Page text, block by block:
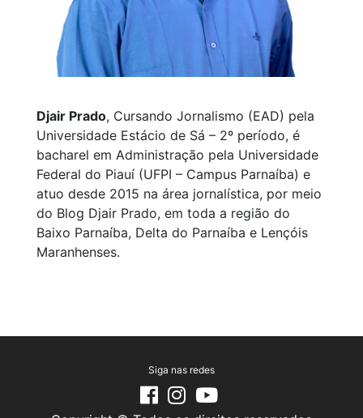
Djair Prado, Cursando Jornalismo (EAD) pela
Universidade Estácio de Sá – 2º período, é
bacharel em Administração pela Universidade
Federal do Piauí (UFPI – Campus Parnaíba) e
atuo desde 2015 na área jornalística, por meio
do Blog Djair Prado, em toda a região do
Baixo Parnaíba, Delta do Parnaíba e Lençóis
Maranhenses.
Siga nas redes